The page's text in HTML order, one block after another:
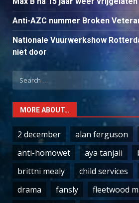
Anti-AZC nummer Broken
Nationale Vuurwerkshow
niet door
Search
for:
MORE ABOUT…
2 december alan ferguson
anti-homowet
aya tanjali
brittni mealy
child services
drama
fansly
fleetwood